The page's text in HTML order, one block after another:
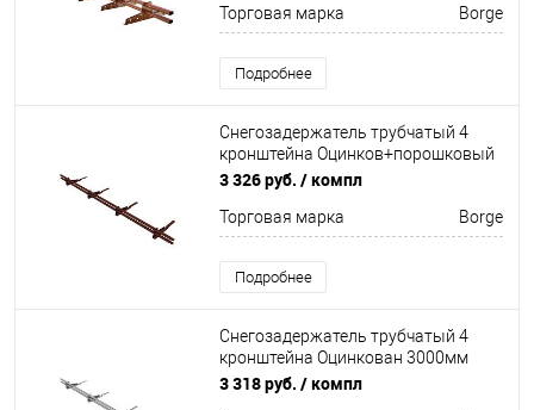
Торговая марка Borge
Подробнее
Снегозадержатель трубчатый 4
кронштейна Оцинков+порошковый
окрас 3000мм Borge
3 326 руб. / компл
Торговая марка Borge
Подробнее
Снегозадержатель трубчатый 4
кронштейна Оцинкован 3000мм
Borge
3 318 руб. / компл